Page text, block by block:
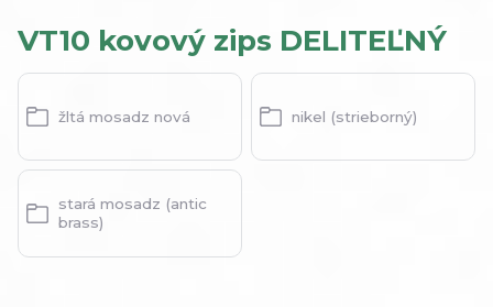
VT10 kovový zips DELITEĽNÝ
žltá mosadz nová nikel (strieborný)
stará mosadz (antic
brass)